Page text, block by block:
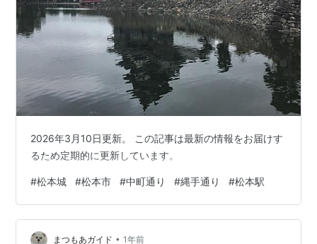
2026年3月10日更新。 この記事は最新の情報をお届けす
るため定期的に更新しています。
#松本城 #松本市 #中町通り #縄手通り #松本駅
まつもあガイド • 1年前